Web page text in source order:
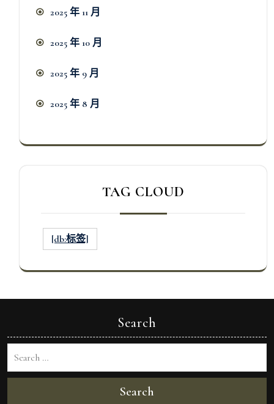
2025 年 11 月
2025 年 10 月
2025 年 9 月
2025 年 8 月
TAG CLOUD
[db:标签]
Search
Search